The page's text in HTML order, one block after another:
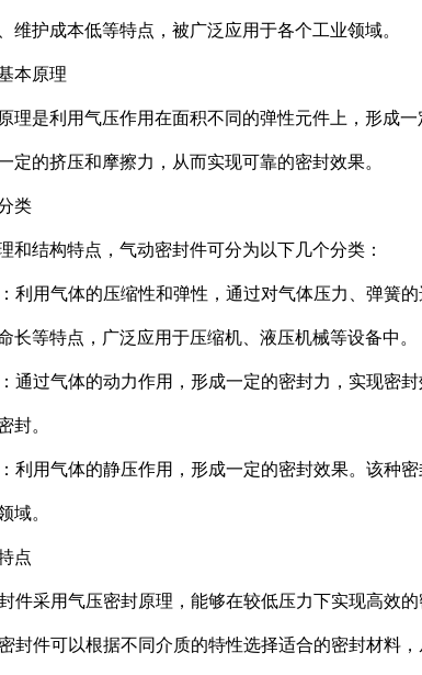
维护成本低等特点，被广泛应用于各个工业领域。
本原理
理是利用气压作用在面积不同的弹性元件上，形成
定的挤压和摩擦力，从而实现可靠的密封效果。
类
和结构特点，气动密封件可分为以下几个分类：
利用气体的压缩性和弹性，通过对气体压力、弹簧
长等特点，广泛应用于压缩机、液压机械等设备中。
通过气体的动力作用，形成一定的密封力，实现密
。
利用气体的静压作用，形成一定的密封效果。该种
。
点
件采用气压密封原理，能够在较低压力下实现高效的
封件可以根据不同介质的特性选择适合的密封材料，